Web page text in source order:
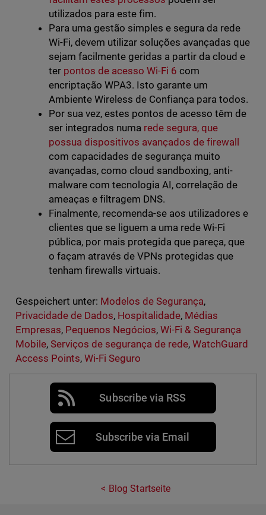
utilizados para este fim.
Para uma gestão simples e segura da rede
Wi-Fi, devem utilizar soluções avançadas que
sejam facilmente geridas a partir da cloud e
ter pontos de acesso Wi-Fi 6 com
encriptação WPA3. Isto garante um
Ambiente Wireless de Confiança para todos.
Por sua vez, estes pontos de acesso têm de
ser integrados numa rede segura, que
possua dispositivos avançados de firewall
com capacidades de segurança muito
avançadas, como cloud sandboxing, anti-
malware com tecnologia AI, correlação de
ameaças e filtragem DNS.
Finalmente, recomenda-se aos utilizadores e
clientes que se liguem a uma rede Wi-Fi
pública, por mais protegida que pareça, que
o façam através de VPNs protegidas que
tenham firewalls virtuais.
Gespeichert unter: Modelos de Segurança,
Privacidade de Dados, Hospitalidade, Médias
Empresas, Pequenos Negócios,Wi-Fi & Segurança
Mobile, Serviços de segurança de rede,WatchGuard
Access Points, Wi-Fi Seguro
Subscribe via RSS
Subscribe via Email
Blog Startseite